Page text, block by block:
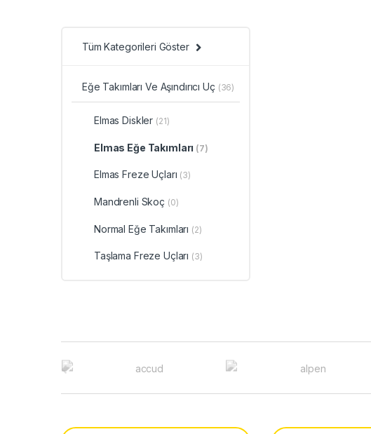
Tüm Kategorileri Göster
Eğe Takımları Ve Aşındırıcı Uç (36)
Elmas Diskler (21)
Elmas Eğe Takımları (7)
Elmas Freze Uçları (3)
Mandrenli Skoç (0)
Normal Eğe Takımları (2)
Taşlama Freze Uçları (3)